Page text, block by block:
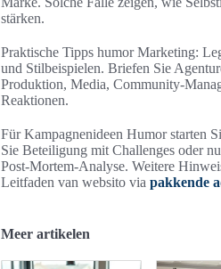
stärken.
Praktische Tipps humor Marketing:
und Stilbeispielen. Briefen Sie
Produktion, Media, Community-
Reaktionen.
Für Kampagnenideen Humor starten
Sie Beteiligung mit Challenges oder
Post-Mortem-Analyse. Weitere
Leitfaden van websito via pakkende
Meer artikelen